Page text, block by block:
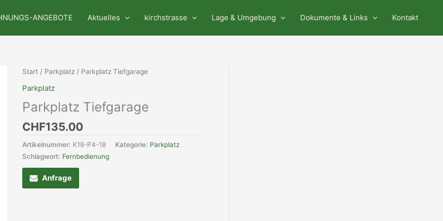
ANGEBOTE Aktuelles kirchstrasse Lage & Umgebung Dokumente & Links Kontakt
Start / Parkplatz/ Parkplatz Tiefgarage
Parkplatz
Parkplatz Tiefgarage
CHF135.00
Artikelnummer: K18-P4-18 Kategorie: Parkplatz
Schlagwort: Fernbedienung
Anfrage